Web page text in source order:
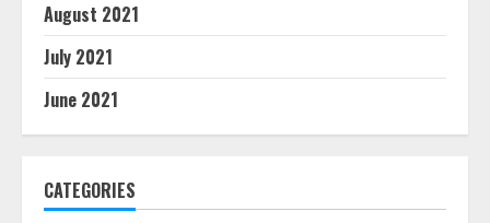
August 2021
July 2021
June 2021
CATEGORIES